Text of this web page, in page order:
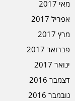
מאי 2017
אפריל 2017
מרץ 2017
פברואר 2017
ינואר 2017
דצמבר 2016
נובמבר 2016